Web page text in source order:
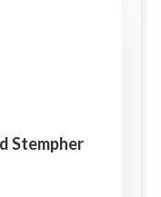
Stempher